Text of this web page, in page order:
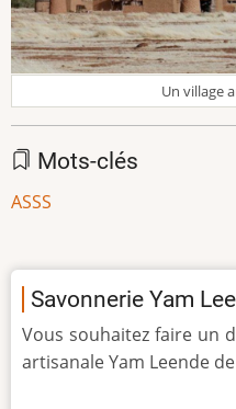
Un village
Mots-clés
ASSS
Savonnerie Yam
Vous souhaitez faire un
artisanale Yam Leende